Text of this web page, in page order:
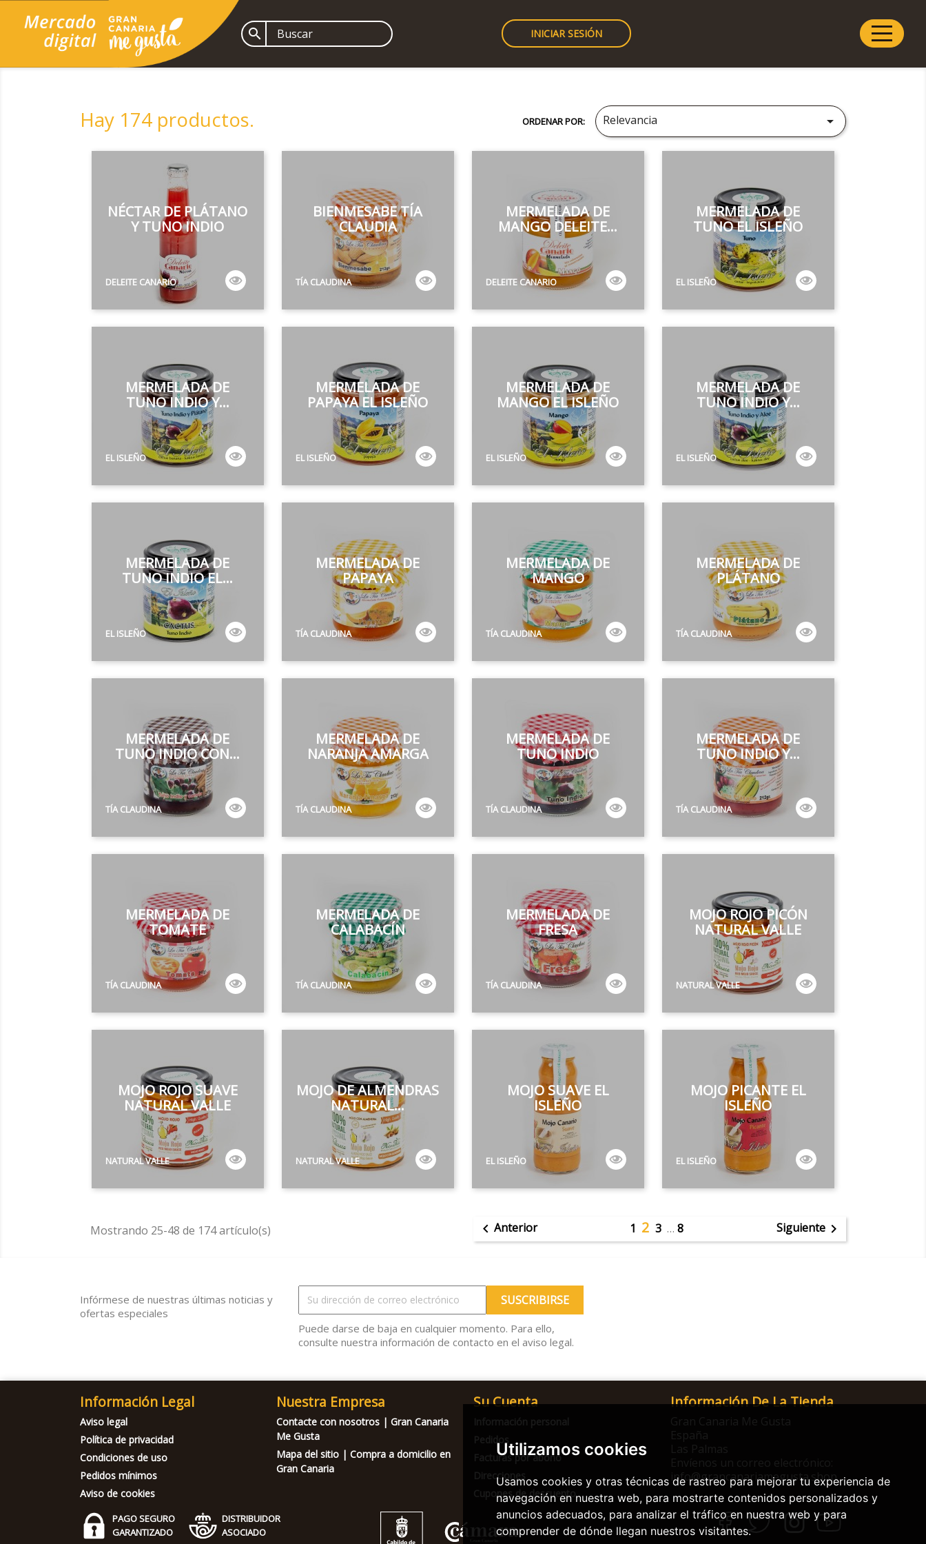
Utilizamos cookies
Usamos cookies y otras técnicas de rastreo para mejorar tu experiencia de
navegación en nuestra web, para mostrarte contenidos personalizados y
anuncios adecuados, para analizar el tráfico en nuestra web y para
comprender de dónde llegan nuestros visitantes.
 INICIAR SESIÓN
Hay 174 productos. ORDENAR POR: Relevancia 
NÉCTAR DE PLÁTANO
Y TUNO INDIO
DELEITE CANARIO
BIENMESABE TÍA
CLAUDIA
TÍA CLAUDINA
MERMELADA DE
MANGO DELEITE...
DELEITE CANARIO
MERMELADA DE
TUNO EL ISLEÑO
EL ISLEÑO
MERMELADA DE
TUNO INDIO Y...
EL ISLEÑO
MERMELADA DE
PAPAYA EL ISLEÑO
EL ISLEÑO
MERMELADA DE
MANGO EL ISLEÑO
EL ISLEÑO
MERMELADA DE
TUNO INDIO Y...
EL ISLEÑO
MERMELADA DE
TUNO INDIO EL...
EL ISLEÑO
MERMELADA DE
PAPAYA
TÍA CLAUDINA
MERMELADA DE
MANGO
TÍA CLAUDINA
MERMELADA DE
PLÁTANO
TÍA CLAUDINA
MERMELADA DE
TUNO INDIO CON...
TÍA CLAUDINA
MERMELADA DE
NARANJA AMARGA
TÍA CLAUDINA
MERMELADA DE
TUNO INDIO
TÍA CLAUDINA
MERMELADA DE
TUNO INDIO Y...
TÍA CLAUDINA
MERMELADA DE
TOMATE
TÍA CLAUDINA
MERMELADA DE
CALABACÍN
TÍA CLAUDINA
MERMELADA DE
FRESA
TÍA CLAUDINA
MOJO ROJO PICÓN
NATURAL VALLE
NATURAL VALLE
MOJO ROJO SUAVE
NATURAL VALLE
NATURAL VALLE
MOJO DE ALMENDRAS
NATURAL...
NATURAL VALLE
MOJO SUAVE EL
ISLEÑO
EL ISLEÑO
MOJO PICANTE EL
ISLEÑO
EL ISLEÑO
Mostrando 25-48 de 174 artículo(s)  Anterior 1 2 3 … 8 Siguiente 
Infórmese de nuestras últimas noticias y
ofertas especiales
Puede darse de baja en cualquier momento. Para ello,
consulte nuestra información de contacto en el aviso legal.
Información Legal
Aviso legal
Política de privacidad
Condiciones de uso
Pedidos mínimos
Aviso de cookies
Nuestra Empresa
Contacte con nosotros | Gran Canaria
Me Gusta
Mapa del sitio | Compra a domicilio en
Gran Canaria
Su Cuenta
Pedidos
Facturas por abono
Direcciones
Cupones de descuento
Información De La Tienda
info@grancanariamegusta.shop
PAGO SEGURO
GARANTIZADO
DISTRIBUIDOR
ASOCIADO